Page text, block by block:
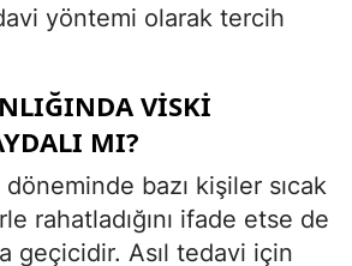
yöntemi olarak tercih
VISKI
MI?
döneminde bazı kişiler sıcak
rahatladığını ifade etse de
geçicidir. Asıl tedavi için